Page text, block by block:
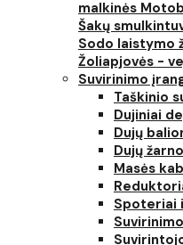
malkinės
Šakų
Sodo laistymo
Žoliapjovės -
Suvirinimo
Taškinio
Dujiniai
Dujų
Dujų
Masės
Spoteriai